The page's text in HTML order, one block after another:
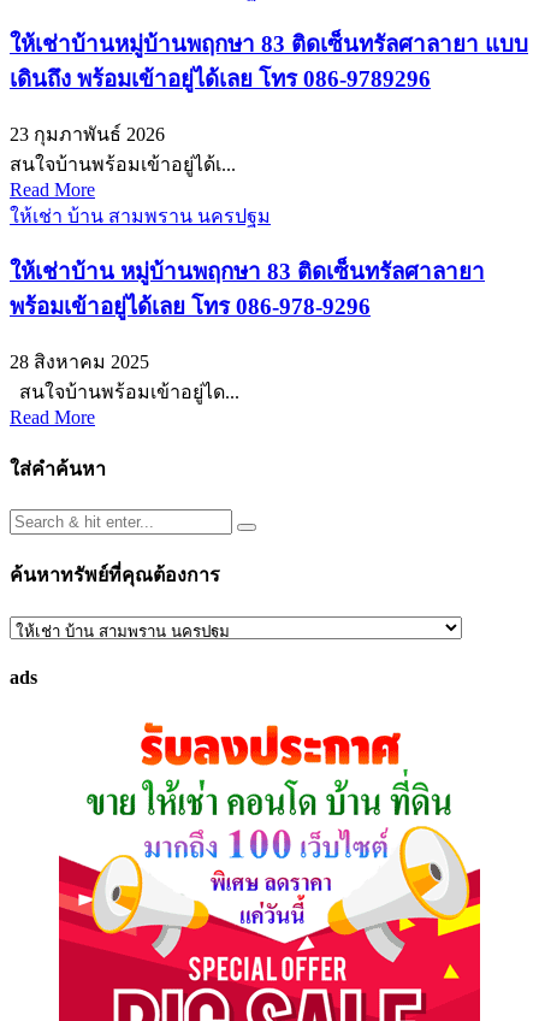
ให้เช่าบ้านหมู่บ้านพฤกษา 83 ติดเซ็นทรัลศาลายา แบบ
เดินถึง พร้อมเข้าอยู่ได้เลย โทร 086-9789296
23 กุมภาพันธ์ 2026
สนใจบ้านพร้อมเข้าอยู่ได้เ...
Read More
ให้เช่า บ้าน สามพราน นครปฐม
ให้เช่าบ้าน หมู่บ้านพฤกษา 83 ติดเซ็นทรัลศาลายา
พร้อมเข้าอยู่ได้เลย โทร 086-978-9296
28 สิงหาคม 2025
สนใจบ้านพร้อมเข้าอยู่ได...
Read More
ใส่คำค้นหา
ค้นหาทรัพย์ที่คุณต้องการ
ค้นหา
ที่
ads